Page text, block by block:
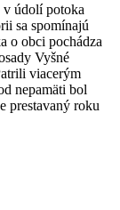
v údolí potoka
sa spomínajú
o obci pochádza
Vyšné
viacerým
nepamäti bol
prestavaný roku